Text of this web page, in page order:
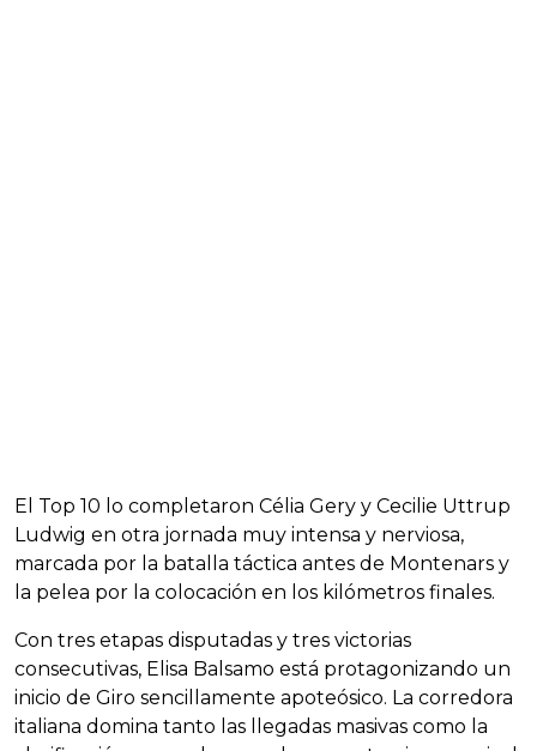
El Top 10 lo completaron Célia Gery y Cecilie Uttrup
Ludwig en otra jornada muy intensa y nerviosa,
marcada por la batalla táctica antes de Montenars y
la pelea por la colocación en los kilómetros finales.
Con tres etapas disputadas y tres victorias
consecutivas, Elisa Balsamo está protagonizando un
inicio de Giro sencillamente apoteósico. La corredora
italiana domina tanto las llegadas masivas como la